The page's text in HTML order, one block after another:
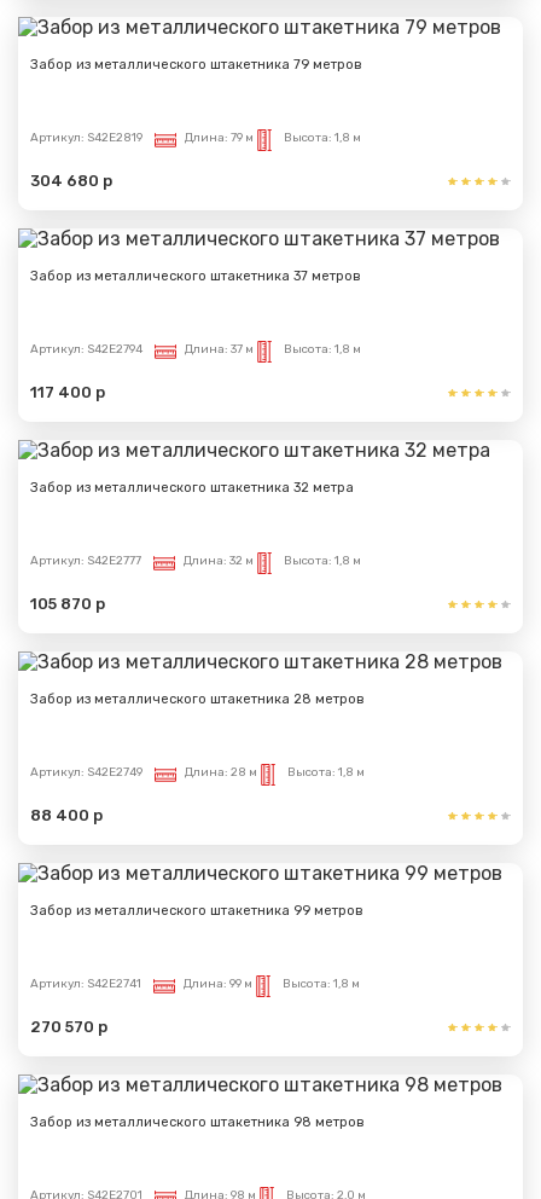
Забор из металлического штакетника 79 метров
Артикул: S42E2819 Длина: 79 м Высота: 1,8 м
304 680 р
Забор из металлического штакетника 37 метров
Артикул: S42E2794 Длина: 37 м Высота: 1,8 м
117 400 р
Забор из металлического штакетника 32 метра
Артикул: S42E2777 Длина: 32 м Высота: 1,8 м
105 870 р
Забор из металлического штакетника 28 метров
Артикул: S42E2749 Длина: 28 м Высота: 1,8 м
88 400 р
Забор из металлического штакетника 99 метров
Артикул: S42E2741 Длина: 99 м Высота: 1,8 м
270 570 р
Забор из металлического штакетника 98 метров
Артикул: S42E2701 Длина: 98 м Высота: 2,0 м
Сообщение успешно
отправлено